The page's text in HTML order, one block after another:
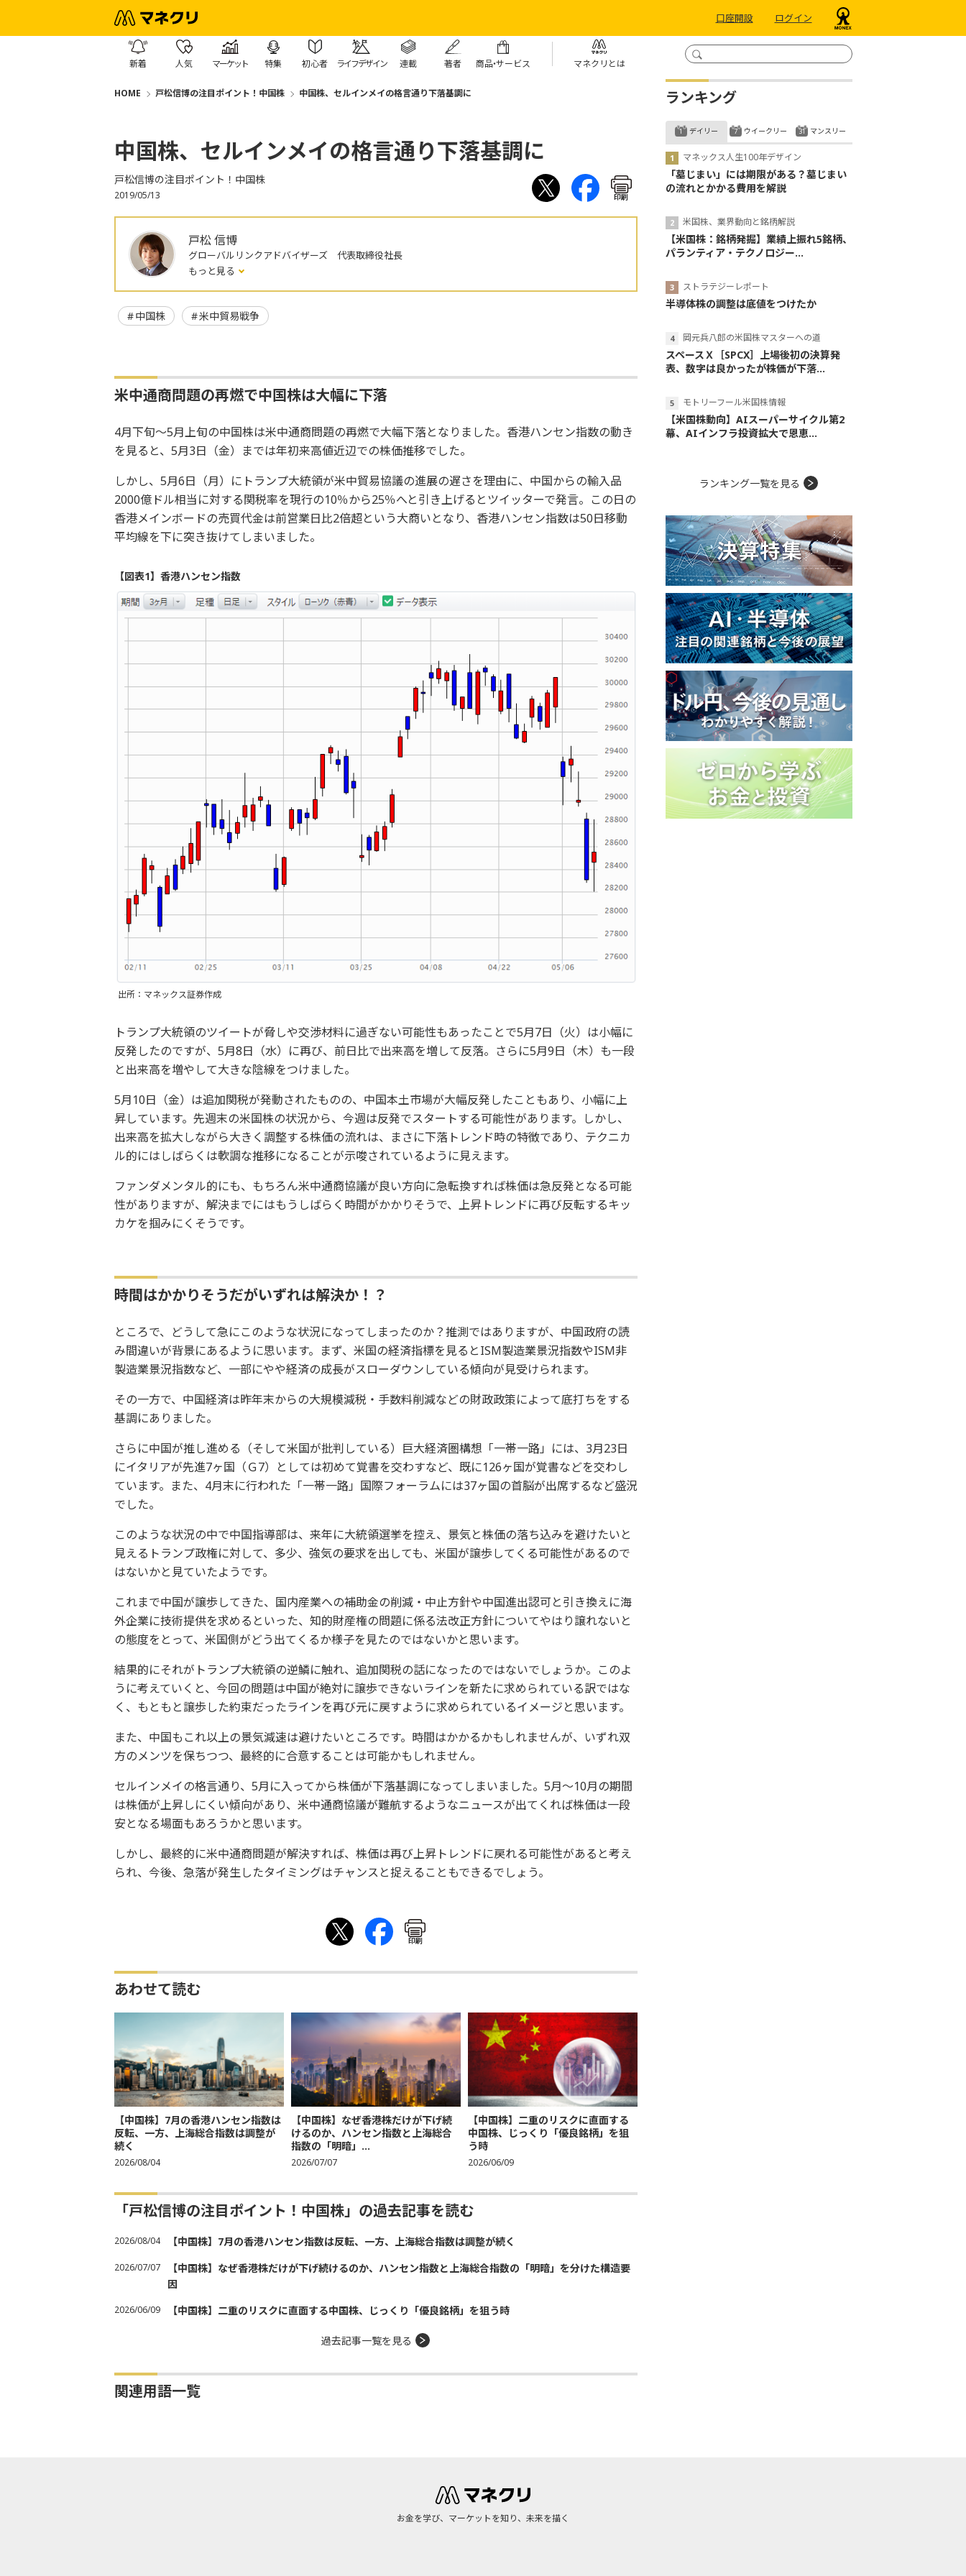
口座開設 ログイン
新着 人気 マーケット 特集 初心者 ライフデザイン 連載 著者 商品・サービス マネクリとは
HOME 戸松信博の注目ポイント！中国株 中国株、セルインメイの格言通り下落基調に
中国株、セルインメイの格言通り下落基調に
戸松信博の注目ポイント！中国株
2019/05/13 印刷
戸松 信博
グローバルリンクアドバイザーズ 代表取締役社長
もっと見る
中国株 米中貿易戦争
米中通商問題の再燃で中国株は大幅に下落
4月下旬～5月上旬の中国株は米中通商問題の再燃で大幅下落となりました。香港ハンセン指数の動き
を見ると、5月3日（金）までは年初来高値近辺での株価推移でした。
しかし、5月6日（月）にトランプ大統領が米中貿易協議の進展の遅さを理由に、中国からの輸入品
2000億ドル相当に対する関税率を現行の10％から25％へと引き上げるとツイッターで発言。この日の
香港メインボードの売買代金は前営業日比2倍超という大商いとなり、香港ハンセン指数は50日移動
平均線を下に突き抜けてしまいました。
【図表1】香港ハンセン指数
出所：マネックス証券作成
トランプ大統領のツイートが脅しや交渉材料に過ぎない可能性もあったことで5月7日（火）は小幅に
反発したのですが、5月8日（水）に再び、前日比で出来高を増して反落。さらに5月9日（木）も一段
と出来高を増やして大きな陰線をつけました。
5月10日（金）は追加関税が発動されたものの、中国本土市場が大幅反発したこともあり、小幅に上
昇しています。先週末の米国株の状況から、今週は反発でスタートする可能性があります。しかし、
出来高を拡大しながら大きく調整する株価の流れは、まさに下落トレンド時の特徴であり、テクニカ
ル的にはしばらくは軟調な推移になることが示唆されているように見えます。
ファンダメンタル的にも、もちろん米中通商協議が良い方向に急転換すれば株価は急反発となる可能
性がありますが、解決までにはもうしばらく時間がかかりそうで、上昇トレンドに再び反転するキッ
カケを掴みにくそうです。
時間はかかりそうだがいずれは解決か！？
ところで、どうして急にこのような状況になってしまったのか？推測ではありますが、中国政府の読
み間違いが背景にあるように思います。まず、米国の経済指標を見るとISM製造業景況指数やISM非
製造業景況指数など、一部にやや経済の成長がスローダウンしている傾向が見受けられます。
その一方で、中国経済は昨年末からの大規模減税・手数料削減などの財政政策によって底打ちをする
基調にありました。
さらに中国が推し進める（そして米国が批判している）巨大経済圏構想「一帯一路」には、3月23日
にイタリアが先進7ヶ国（Ｇ7）としては初めて覚書を交わすなど、既に126ヶ国が覚書などを交わし
ています。また、4月末に行われた「一帯一路」国際フォーラムには37ヶ国の首脳が出席するなど盛況
でした。
このような状況の中で中国指導部は、来年に大統領選挙を控え、景気と株価の落ち込みを避けたいと
見えるトランプ政権に対して、多少、強気の要求を出しても、米国が譲歩してくる可能性があるので
はないかと見ていたようです。
これまで中国が譲歩してきた、国内産業への補助金の削減・中止方針や中国進出認可と引き換えに海
外企業に技術提供を求めるといった、知的財産権の問題に係る法改正方針についてやはり譲れないと
の態度をとって、米国側がどう出てくるか様子を見たのではないかと思います。
結果的にそれがトランプ大統領の逆鱗に触れ、追加関税の話になったのではないでしょうか。このよ
うに考えていくと、今回の問題は中国が絶対に譲歩できないラインを新たに求められている訳ではな
く、もともと譲歩した約束だったラインを再び元に戻すように求められているイメージと思います。
また、中国もこれ以上の景気減速は避けたいところです。時間はかかるかもしれませんが、いずれ双
方のメンツを保ちつつ、最終的に合意することは可能かもしれません。
セルインメイの格言通り、5月に入ってから株価が下落基調になってしまいました。5月～10月の期間
は株価が上昇しにくい傾向があり、米中通商協議が難航するようなニュースが出てくれば株価は一段
安となる場面もあろうかと思います。
しかし、最終的に米中通商問題が解決すれば、株価は再び上昇トレンドに戻れる可能性があると考え
られ、今後、急落が発生したタイミングはチャンスと捉えることもできるでしょう。
印刷
あわせて読む
【中国株】7月の香港ハンセン指数は
反転、一方、上海総合指数は調整が
続く
2026/08/04
【中国株】なぜ香港株だけが下げ続
けるのか、ハンセン指数と上海総合
指数の「明暗」...
2026/07/07
【中国株】二重のリスクに直面する
中国株、じっくり「優良銘柄」を狙
う時
2026/06/09
「戸松信博の注目ポイント！中国株」の過去記事を読む
2026/08/04 【中国株】7月の香港ハンセン指数は反転、一方、上海総合指数は調整が続く
2026/07/07
【中国株】なぜ香港株だけが下げ続けるのか、ハンセン指数と上海総合指数の「明暗」を分けた構造要
因
2026/06/09 【中国株】二重のリスクに直面する中国株、じっくり「優良銘柄」を狙う時
過去記事一覧を見る
関連用語一覧
ランキング
デイリー
マネックス人生100年デザイン
「墓じまい」には期限がある？墓じまい
の流れとかかる費用を解説
米国株、業界動向と銘柄解説
【米国株：銘柄発掘】業績上振れ5銘柄、
パランティア・テクノロジー...
ストラテジーレポート
半導体株の調整は底値をつけたか
岡元兵八郎の米国株マスターへの道
スペースＸ［SPCX］上場後初の決算発
表、数字は良かったが株価が下落...
モトリーフール米国株情報
【米国株動向】AIスーパーサイクル第2
幕、AIインフラ投資拡大で恩恵...
ウイークリー マンスリー
ランキング一覧を見る
お金を学び、マーケットを知り、未来を描く